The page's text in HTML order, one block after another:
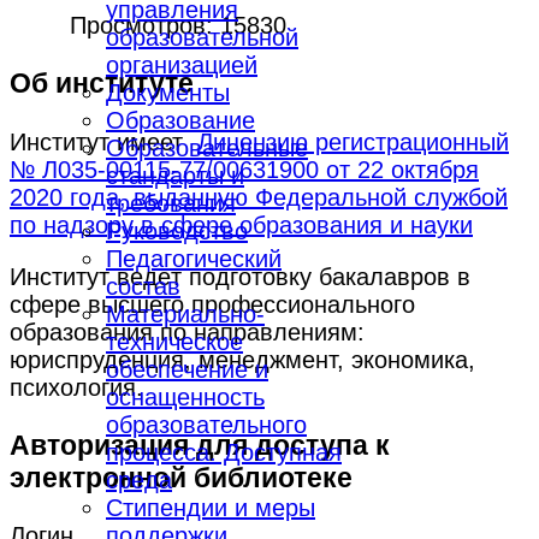
управления
образовательной
организацией
Документы
Образование
Образовательные
стандарты и
требования
Руководство
Педагогический
состав
Материально-
техническое
обеспечение и
оснащенность
образовательного
процесса. Доступная
среда
Стипендии и меры
Просмотров: 15830
Об институте
Институт имеет Лицензию регистрационный
№ Л035-00115-77/00631900 от 22 октября
2020 года, выданную Федеральной службой
по надзору в сфере образования и науки
Институт ведёт подготовку бакалавров в
сфере высшего профессионального
образования по направлениям:
юриспруденция, менеджмент, экономика,
психология.
Авторизация для доступа к
электронной библиотеке